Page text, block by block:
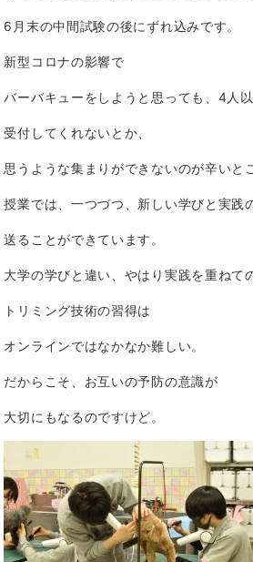
6月末の中間試験の後にずれ込みです。
新型コロナの影響で
バーバキューをしようと思っても、4人
受付してくれないとか、
思うような集まりができないのが辛いと
授業では、一つづつ、新しい学びと実践
送ることができています。
大学の学びと違い、やはり実践を重ねて
トリミング技術の習得は
オンラインではなかなか難しい。
だからこそ、お互いの予防の意識が
大切にもなるのですけど。